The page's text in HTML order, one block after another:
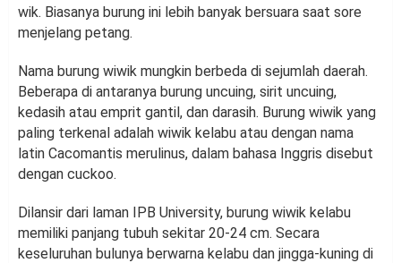
wik. Biasanya burung ini lebih banyak bersuara saat sore
menjelang petang.
Nama burung wiwik mungkin berbeda di sejumlah daerah.
Beberapa di antaranya burung uncuing, sirit uncuing,
kedasih atau emprit gantil, dan darasih. Burung wiwik yang
paling terkenal adalah wiwik kelabu atau dengan nama
latin Cacomantis merulinus, dalam bahasa Inggris disebut
dengan cuckoo.
Dilansir dari laman IPB University, burung wiwik kelabu
memiliki panjang tubuh sekitar 20-24 cm. Secara
keseluruhan bulunya berwarna kelabu dan jingga-kuning di